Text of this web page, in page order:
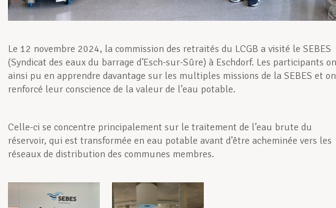
Le 12 novembre 2024, la commission des retraités du LCGB a visité le SEBES
(Syndicat des eaux du barrage d’Esch-sur-Sûre) à Eschdorf. Les participants
ainsi pu en apprendre davantage sur les multiples missions de la SEBES et
renforcé leur conscience de la valeur de l’eau potable.
Celle-ci se concentre principalement sur le traitement de l’eau brute du
réservoir, qui est transformée en eau potable avant d’être acheminée vers les
réseaux de distribution des communes membres.